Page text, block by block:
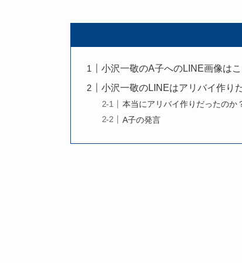
小沢一敬のA子へのLINE画像はこ
小沢一敬のLINEはアリバイ作り
本当にアリバイ作りだったのか
A子の発言